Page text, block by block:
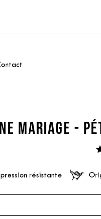
MARIAGE -
résistante